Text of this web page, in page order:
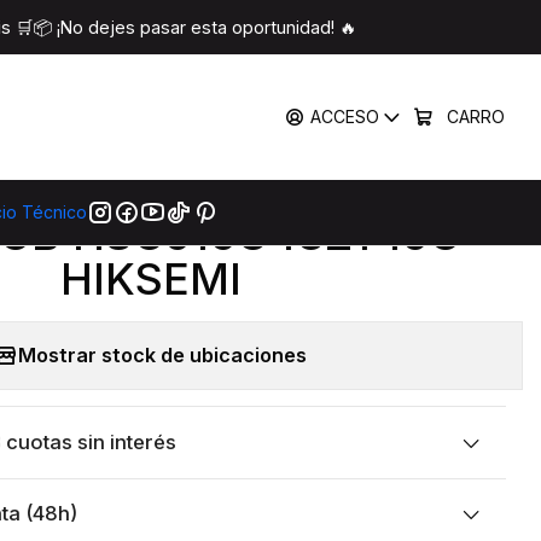
ACCESO CARRO
Técnico
🛒📦 ¡No dejes pasar esta oportunidad! 🔥
HSC516U48Z1 16G HIKSEMI
UDIMM DDR5 4800
HSC516U48Z1 16G
HIKSEMI
Mostrar stock de ubicaciones
sin interés
(48h)